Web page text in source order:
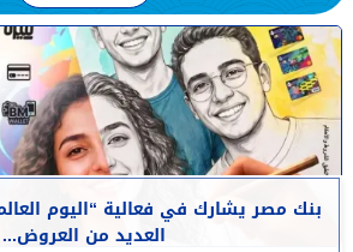
بنك مصر يشارك في فعالية “اليوم
العديد من العروض...